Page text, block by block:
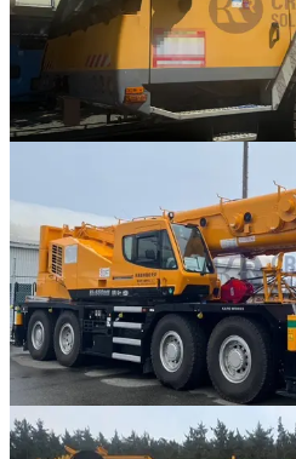
LTM 1095-5.1
2008년식 · 95톤
가격 문의
59
Kato · RT 크레인 RT-306
NEW
KR-80H-F2
2025년식 · 80톤
가격 문의 3
885
판매중